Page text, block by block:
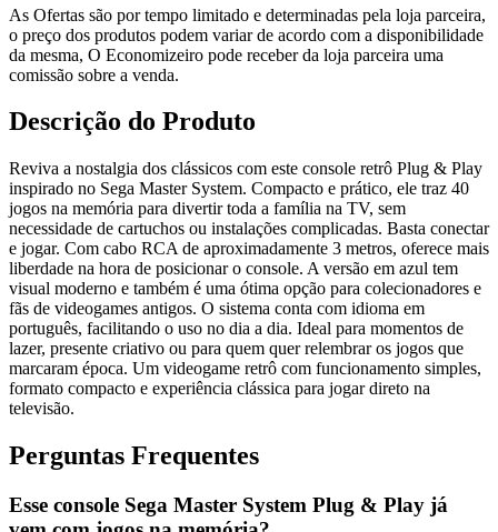
As Ofertas são por tempo limitado e determinadas pela loja parceira,
o preço dos produtos podem variar de acordo com a disponibilidade
da mesma, O Economizeiro pode receber da loja parceira uma
comissão sobre a venda.
Descrição do Produto
Reviva a nostalgia dos clássicos com este console retrô Plug & Play
inspirado no Sega Master System. Compacto e prático, ele traz 40
jogos na memória para divertir toda a família na TV, sem
necessidade de cartuchos ou instalações complicadas. Basta conectar
e jogar. Com cabo RCA de aproximadamente 3 metros, oferece mais
liberdade na hora de posicionar o console. A versão em azul tem
visual moderno e também é uma ótima opção para colecionadores e
fãs de videogames antigos. O sistema conta com idioma em
português, facilitando o uso no dia a dia. Ideal para momentos de
lazer, presente criativo ou para quem quer relembrar os jogos que
marcaram época. Um videogame retrô com funcionamento simples,
formato compacto e experiência clássica para jogar direto na
televisão.
Perguntas Frequentes
Esse console Sega Master System Plug & Play já